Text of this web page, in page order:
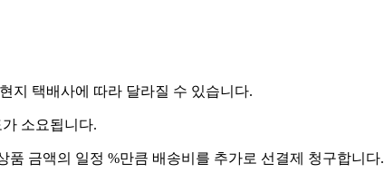
지 택배사에 따라 달라질 수 있습니다.
소요됩니다.
금액의 일정 %만큼 배송비를 추가로 선결제 청구합니다.